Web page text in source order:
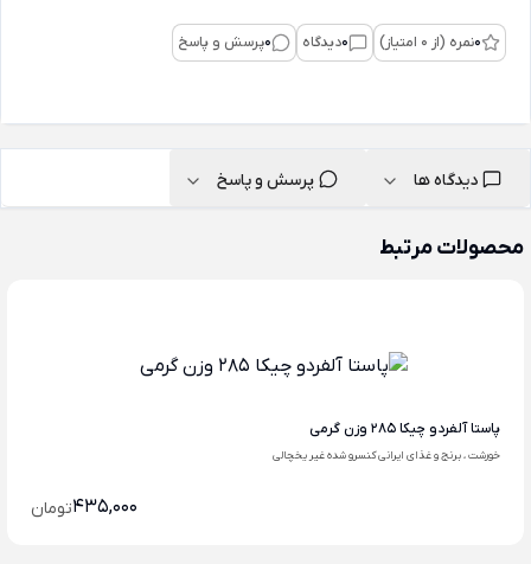
0نمره (از 0 امتیاز) 0دیدگاه 0پرسش و پاسخ
دیدگاه ها پرسش و پاسخ
محصولات مرتبط
پاستا آلفردو چیکا 285 وزن گرمی
خورشت ، برنج و غذای ایرانی کنسرو شده غیر یخچالی
435,000تومان